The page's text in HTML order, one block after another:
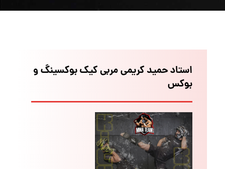
استاد حمید کریمی مربی کیک بوکسینگ و
بوکس